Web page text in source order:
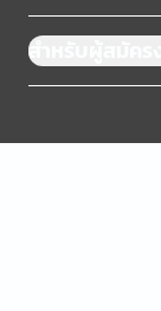
สำหรับผู้สมัครง